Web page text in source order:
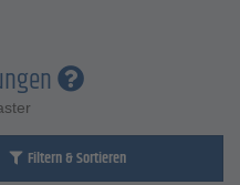
Filtern & Sortieren